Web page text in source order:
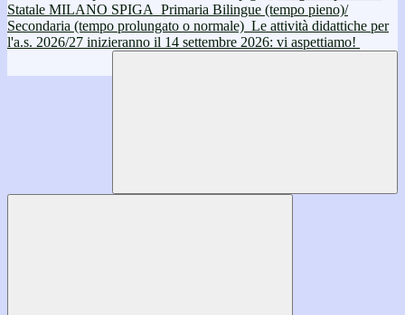
Statale MILANO SPIGA Primaria Bilingue (tempo pieno)/
Secondaria (tempo prolungato o normale) Le attività didattiche per
l'a.s. 2026/27 inizieranno il 14 settembre 2026: vi aspettiamo!